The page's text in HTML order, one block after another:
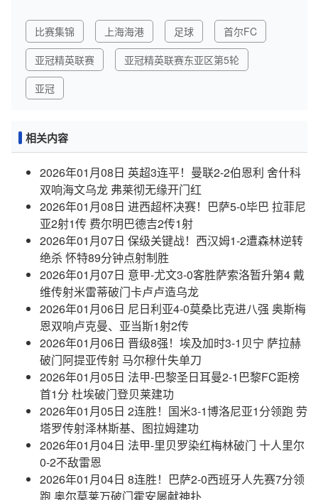
比赛集锦 上海海港 足球
首尔FC
亚冠精英联赛
亚冠精英联赛东亚区第5轮
亚冠
相关内容
2026年01月08日 英超3连平！曼联2-2伯恩利 舍什科
双响海文乌龙 弗莱彻无缘开门红
2026年01月08日 进西超杯决赛！巴萨5-0毕巴 拉菲尼
亚2射1传 费尔明巴德吉2传1射
2026年01月07日 保级关键战！西汉姆1-2遭森林逆转
绝杀 怀特89分钟点射制胜
2026年01月07日 意甲-尤文3-0客胜萨索洛暂升第4 戴
维传射米雷蒂破门卡卢卢造乌龙
2026年01月06日 尼日利亚4-0莫桑比克进八强 奥斯梅
恩双响卢克曼、亚当斯1射2传
2026年01月06日 晋级8强！埃及加时3-1贝宁 萨拉赫
破门阿提亚传射 马尔穆什失单刀
2026年01月05日 法甲-巴黎圣日耳曼2-1巴黎FC距榜
首1分 杜埃破门登贝莱建功
2026年01月05日 2连胜！国米3-1博洛尼亚1分领跑 劳
塔罗传射泽林斯基、图拉姆建功
2026年01月04日 法甲-里贝罗染红梅林破门 十人里尔
0-2不敌雷恩
2026年01月04日 8连胜！巴萨2-0西班牙人先赛7分领
跑 奥尔莫莱万破门霍安屡献神扑